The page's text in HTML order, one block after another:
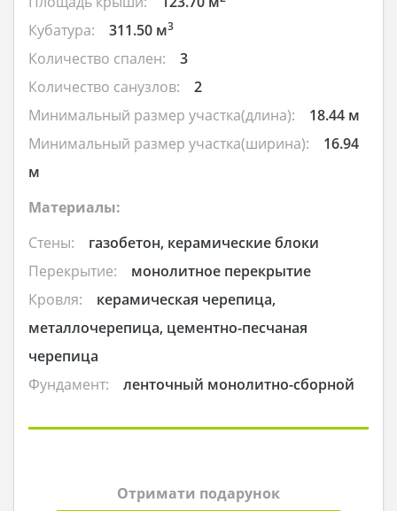
Кубатура: 311.50 м3
Количество спален:
3
Количество санузлов:
2
Минимальный размер участка(длина):
18.44 м
Минимальный размер участка(ширина):
16.94
м
Материалы:
Стены:
газобетон, керамические блоки
Перекрытие:
монолитное перекрытие
Кровля:
керамическая черепица,
металлочерепица, цементно-песчаная
черепица
Фундамент:
ленточный монолитно-сборной
Отримати подарунок